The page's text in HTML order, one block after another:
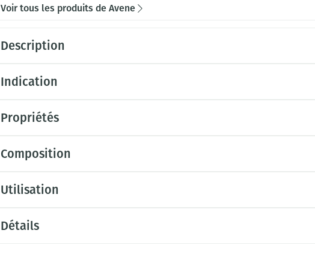
Voir tous les produits de Avene
Description
Indication
Propriétés
Composition
Utilisation
Détails